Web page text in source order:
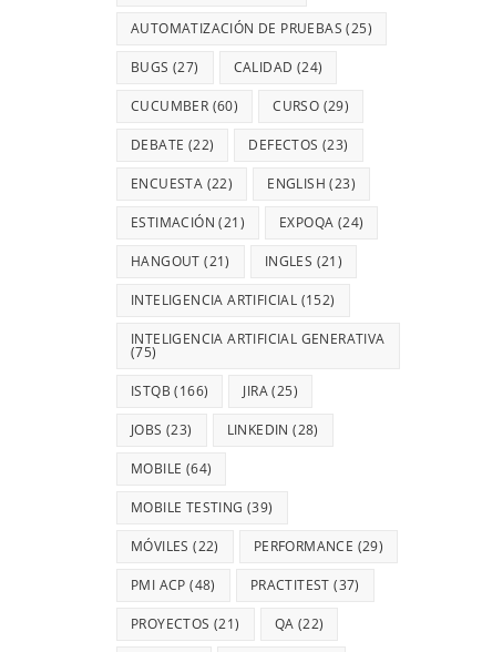
AUTOMATIZACIÓN DE PRUEBAS (25)
BUGS (27) CALIDAD (24)
CUCUMBER (60) CURSO (29)
DEBATE (22) DEFECTOS (23)
ENCUESTA (22) ENGLISH (23)
ESTIMACIÓN (21) EXPOQA (24)
HANGOUT (21) INGLES (21)
INTELIGENCIA ARTIFICIAL (152)
INTELIGENCIA ARTIFICIAL GENERATIVA
(75)
ISTQB (166) JIRA(25)
JOBS (23) LINKEDIN (28)
MOBILE (64)
MOBILE TESTING (39)
MÓVILES (22) PERFORMANCE (29)
PMI ACP (48) PRACTITEST (37)
PROYECTOS (21) QA (22)